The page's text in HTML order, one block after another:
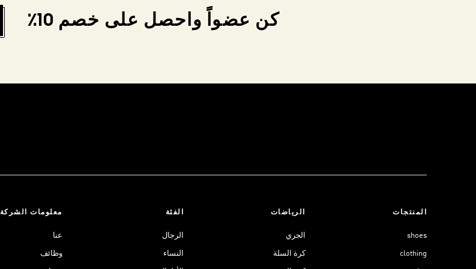
كن عضواً واحصل على خصم 10٪
المنتجات
shoes
clothing
الرياضات
الجري
كرة السلة
الفئة
الرجال
النساء
معلومات الشركة
عنا
وظائف